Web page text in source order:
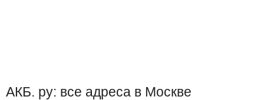
АКБ. ру: все адреса в Москве